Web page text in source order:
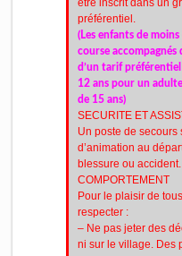
préférentiel.
(Les enfants de
course accompagnés
d’un tarif
12 ans pour un
de 15 ans)
SECURITE ET
Un poste de
d’animation au
blessure ou accident.
COMPORTEMENT
Pour le plaisir de
respecter :
– Ne pas jeter des
ni sur le village. Des